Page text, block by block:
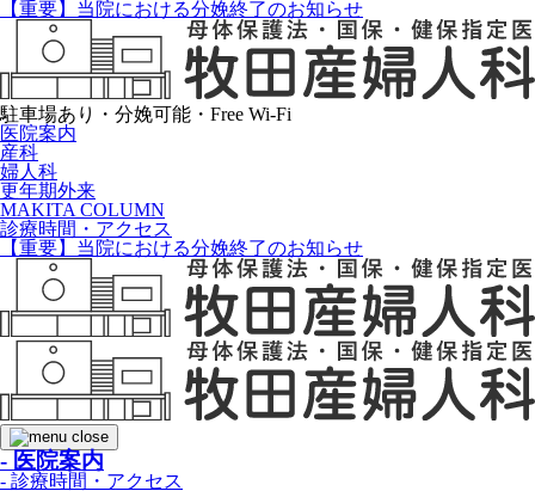
【重要】当院における分娩終了のお知らせ
駐車場あり・分娩可能・Free Wi-Fi
医院案内
産科
婦人科
更年期外来
MAKITA COLUMN
診療時間・アクセス
【重要】当院における分娩終了のお知らせ
- 医院案内
- 診療時間・アクセス